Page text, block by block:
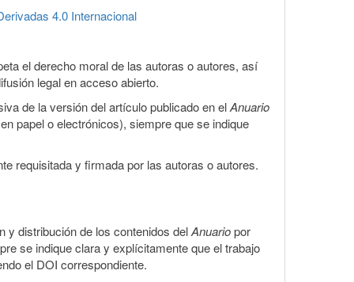
4.0 Internacional
el derecho moral de las autoras o autores, así
legal en acceso abierto.
de la versión del artículo publicado en elAnuario
papel o electrónicos), siempre que se indique
requisitada y firmada por las autoras o autores.
y distribución de los contenidos delAnuariopor
se indique clara y explícitamente que el trabajo
el DOI correspondiente.